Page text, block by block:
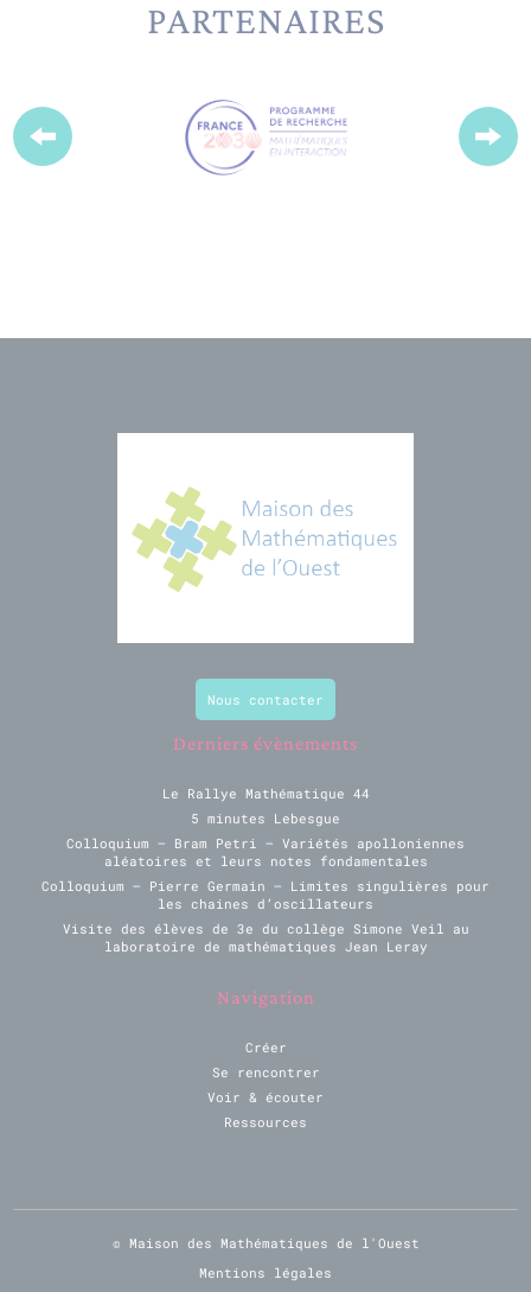
PARTENAIRES
Nous contacter
Derniers évènements
Le Rallye Mathématique 44
5 minutes Lebesgue
Colloquium – Bram Petri – Variétés apolloniennes
aléatoires et leurs notes fondamentales
Colloquium – Pierre Germain – Limites singulières pour
les chaines d’oscillateurs
Visite des élèves de 3e du collège Simone Veil au
laboratoire de mathématiques Jean Leray
Navigation
Créer
Se rencontrer
Voir & écouter
Ressources
© Maison des Mathématiques de l'Ouest
Mentions légales